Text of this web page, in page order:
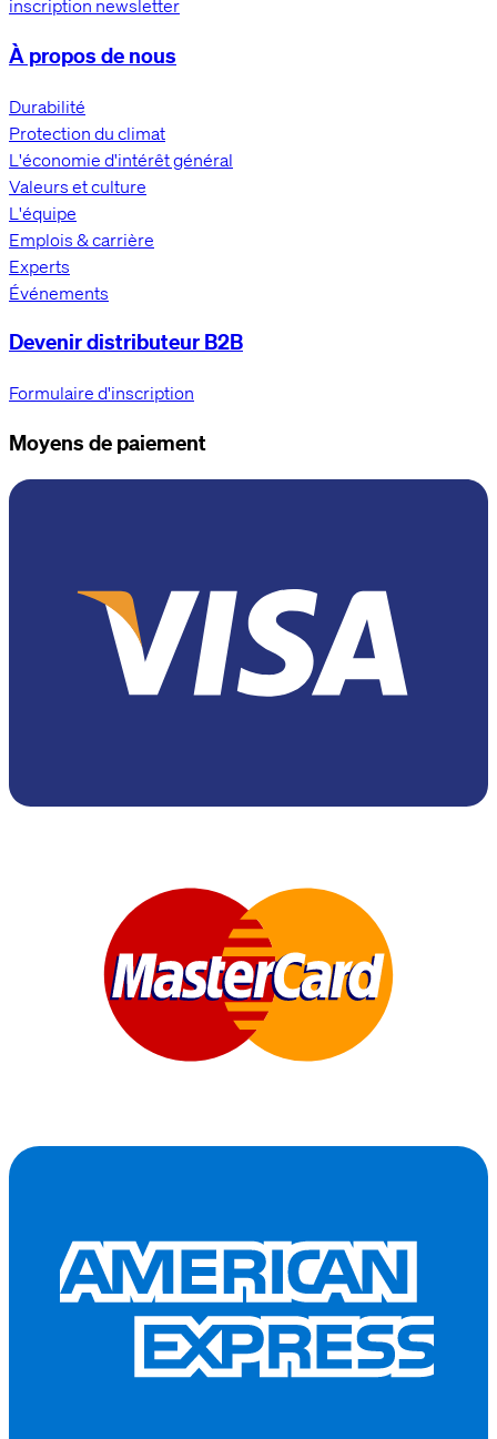
inscription newsletter
À propos de nous
Durabilité
Protection du climat
L'économie d'intérêt général
Valeurs et culture
L'équipe
Emplois & carrière
Experts
Événements
Devenir distributeur B2B
Formulaire d'inscription
Moyens de paiement